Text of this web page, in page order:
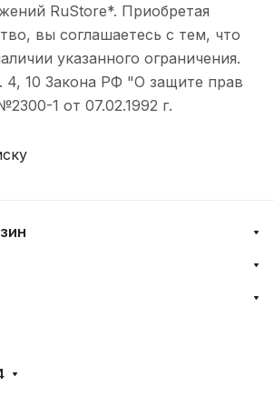
RuStore*. Приобретая
вы соглашаетесь с тем, что
указанного ограничения.
4, 10 Закона РФ "О защите прав
1 от 07.02.1992 г.